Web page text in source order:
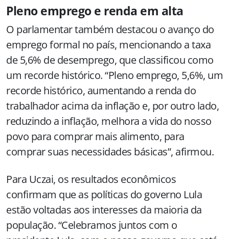
Pleno emprego e renda em alta
O parlamentar também destacou o avanço do
emprego formal no país, mencionando a taxa
de 5,6% de desemprego, que classificou como
um recorde histórico. “Pleno emprego, 5,6%, um
recorde histórico, aumentando a renda do
trabalhador acima da inflação e, por outro lado,
reduzindo a inflação, melhora a vida do nosso
povo para comprar mais alimento, para
comprar suas necessidades básicas”, afirmou.
Para Uczai, os resultados econômicos
confirmam que as políticas do governo Lula
estão voltadas aos interesses da maioria da
população. “Celebramos juntos com o